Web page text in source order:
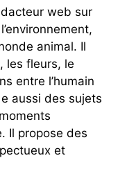
web sur
animal. Il
les fleurs, le
entre l’humain
aussi des sujets
Il propose des
et